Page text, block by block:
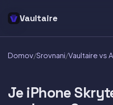
Vaultaire
Domov/Srovnani/Vaultaire vs
Je iPhone